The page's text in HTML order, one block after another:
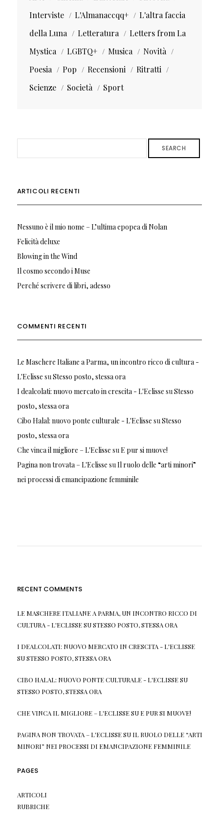
Interviste
L'Almanaccqq+
L'altra faccia
della Luna
Letteratura
Letters from La
Mystica
LGBTQ+ Musica
Novità
Poesia
Pop Recensioni
Ritratti
Scienze
Società Sport
SEARCH
ARTICOLI RECENTI
Nessuno è il mio nome – L’ultima epopea di Nolan
Felicità deluxe
Blowing in the Wind
Il cosmo secondo i Muse
Perché scrivere di libri, adesso
COMMENTI RECENTI
Le Maschere Italiane a Parma, un incontro ricco di cultura -
L'Eclisse suStesso posto, stessa ora
I dealcolati: nuovo mercato in crescita - L'Eclisse suStesso
posto, stessa ora
Cibo Halal: nuovo ponte culturale - L'Eclisse suStesso
posto, stessa ora
Che vinca il migliore – L'Eclisse suE pur si muove!
Pagina non trovata – L'Eclisse suIl ruolo delle “arti minori”
nei processi di emancipazione femminile
RECENT COMMENTS
LE MASCHERE ITALIANE A PARMA, UN INCONTRO RICCO DI
CULTURA - L'ECLISSESUSTESSO POSTO, STESSA ORA
I DEALCOLATI: NUOVO MERCATO IN CRESCITA - L'ECLISSE
SUSTESSO POSTO, STESSA ORA
CIBO HALAL: NUOVO PONTE CULTURALE - L'ECLISSESU
STESSO POSTO, STESSA ORA
CHE VINCA IL MIGLIORE – L'ECLISSESU E PUR SI MUOVE!
PAGINA NON TROVATA – L'ECLISSESU IL RUOLO DELLE “ARTI
MINORI” NEI PROCESSI DI EMANCIPAZIONE FEMMINILE
PAGES
ARTICOLI
RUBRICHE